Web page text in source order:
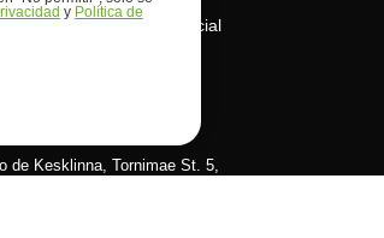
de la inteligencia artificial
de Kesklinna, Tornimаe St. 5,
y Política de